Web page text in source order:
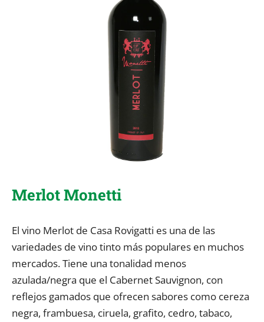
Merlot Monetti
El vino Merlot de Casa Rovigatti es una de las
variedades de vino tinto más populares en muchos
mercados. Tiene una tonalidad menos
azulada/negra que el Cabernet Sauvignon, con
reflejos gamados que ofrecen sabores como cereza
negra, frambuesa, ciruela, grafito, cedro, tabaco,